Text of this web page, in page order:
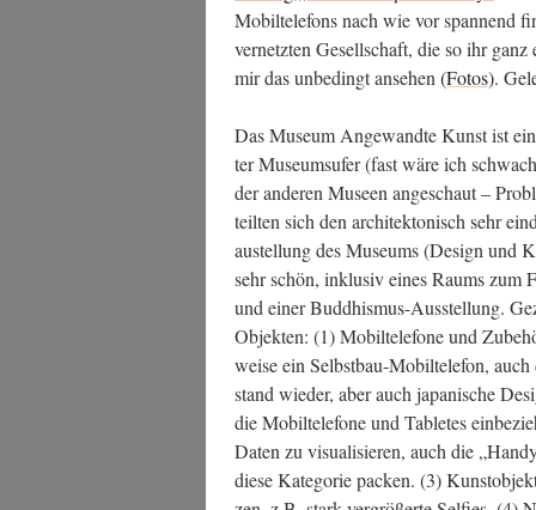
Mobil­te­le­fons nach wie vor span­nend
ver­netz­ten Gesell­schaft, die so ihr
mir das unbe­dingt anse­hen(Fotos).
Das Muse­um Ange­wand­te Kunst ist
ter Muse­ums­ufer (fast wäre ich
der ande­ren Muse­en ange­schaut –
teil­ten sich den archi­tek­to­nisch sehr
au­stel­lung des Muse­ums (Design und
sehr schön, inklu­siv eines Raums
und einer Bud­dhis­mus-Aus­stel­lung.
Objek­ten: (1) Mobil­te­le­fo­ne und
wei­se ein Selbst­bau-Mobil­te­le­fon,
stand wie­der, aber auch japa­ni­sche
die Mobil­te­le­fo­ne und Table­tes
Daten zu visua­li­sie­ren, auch die
die­se Kate­go­rie packen. (3)